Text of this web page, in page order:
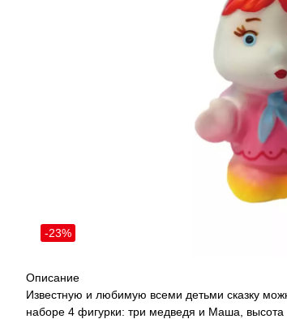
-23%
Описание
Известную и любимую всеми детьми сказку
наборе 4 фигурки: три медведя и Маша, высота